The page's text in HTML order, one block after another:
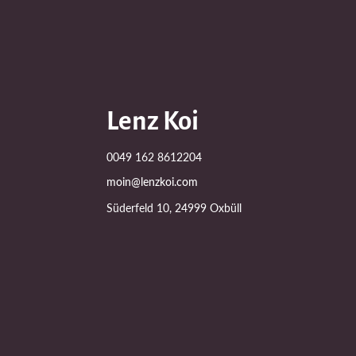
Lenz Koi
0049 162 8612204
moin@lenzkoi.com
Süderfeld 10, 24999 Oxbüll